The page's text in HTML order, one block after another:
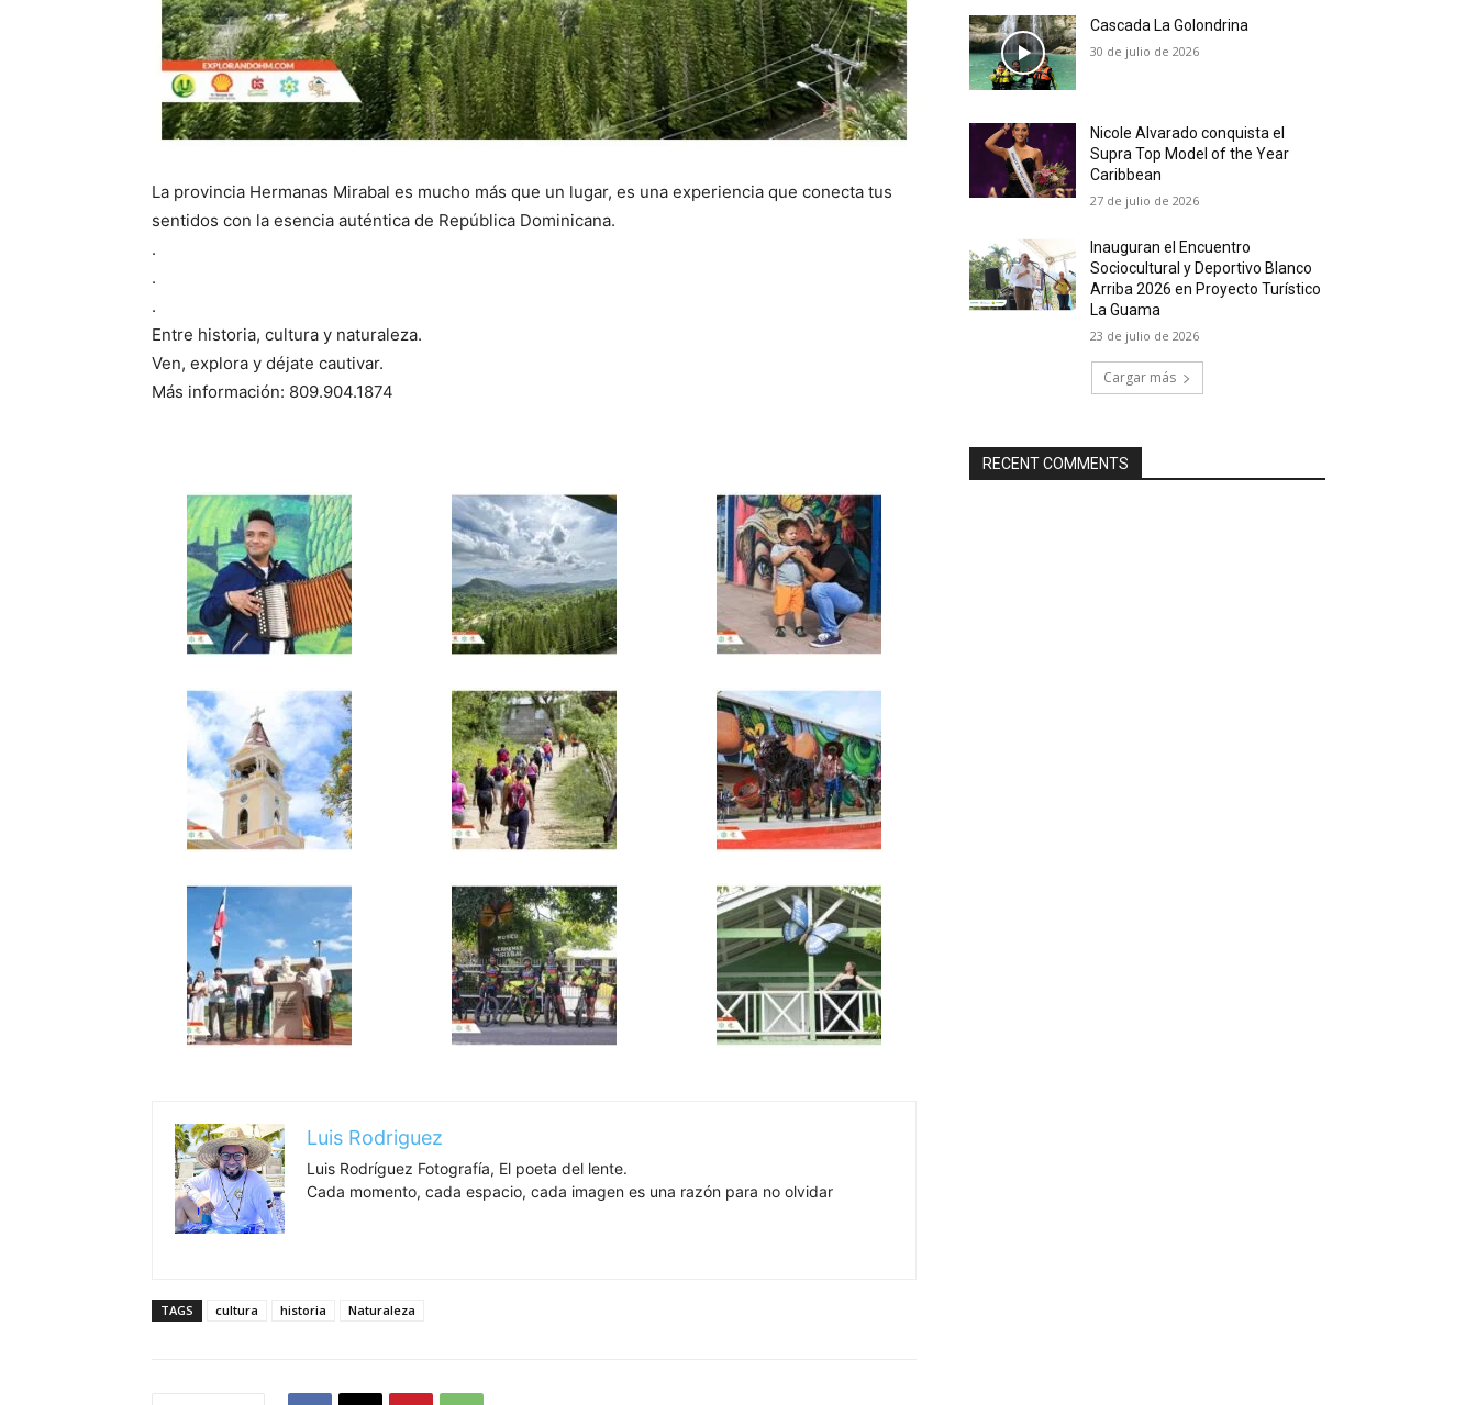
La provincia Hermanas Mirabal es mucho más que un lugar, es una experiencia que conecta tus
sentidos con la esencia auténtica de República Dominicana.
.
.
.
Entre historia, cultura y naturaleza.
Ven, explora y déjate cautivar.
Más información: 809.904.1874
Luis Rodriguez
Luis Rodríguez Fotografía, El poeta del lente.
Cada momento, cada espacio, cada imagen es una razón para no olvidar
TAGS cultura historia Naturaleza
Cascada La Golondrina
30 de julio de 2026
Nicole Alvarado conquista el
Supra Top Model of the Year
Caribbean
27 de julio de 2026
Inauguran el Encuentro
Sociocultural y Deportivo Blanco
Arriba 2026 en Proyecto Turístico
La Guama
23 de julio de 2026
Cargar más
RECENT COMMENTS